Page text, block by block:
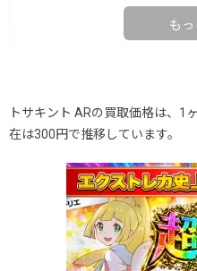
もっ
トサキント ARの買取価格は、1
在は300円で推移しています。